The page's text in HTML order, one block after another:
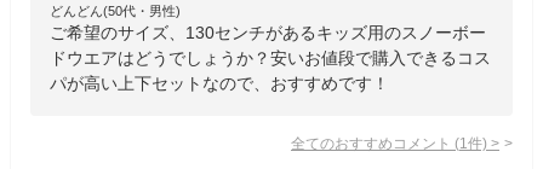
どんどん(50代・男性)
ご希望のサイズ、130センチがあるキッズ用のスノーボー
ドウエアはどうでしょうか？安いお値段で購入できるコス
パが高い上下セットなので、おすすめです！
全てのおすすめコメント (1 件) >